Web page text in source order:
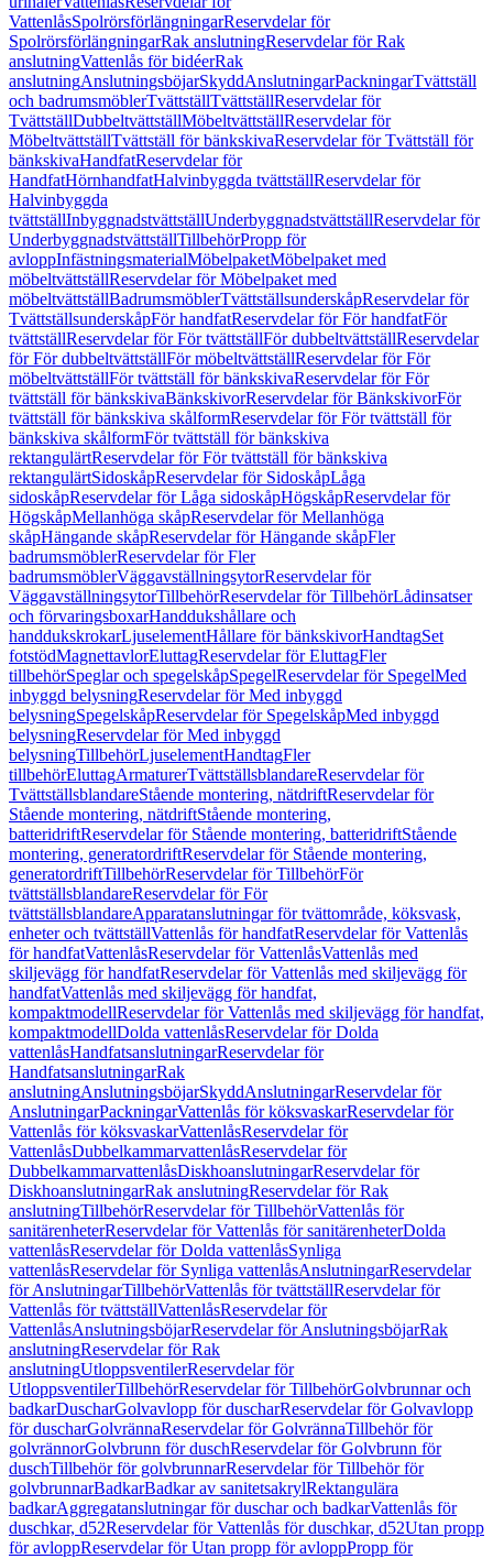
VattenlåsSpolrörsförlängningarReservdelar för
SpolrörsförlängningarRak anslutningReservdelar för Rak
anslutningVattenlås för bidéerRak
anslutningAnslutningsböjarSkyddAnslutningarPackningarTvättställ
och badrumsmöblerTvättställTvättställReservdelar för
TvättställDubbeltvättställMöbeltvättställReservdelar för
MöbeltvättställTvättställ för bänkskivaReservdelar för Tvättställ för
bänkskivaHandfatReservdelar för
HandfatHörnhandfatHalvinbyggda tvättställReservdelar för
Halvinbyggda
tvättställInbyggnadstvättställUnderbyggnadstvättställReservdelar för
UnderbyggnadstvättställTillbehörPropp för
avloppInfästningsmaterialMöbelpaketMöbelpaket med
möbeltvättställReservdelar för Möbelpaket med
möbeltvättställBadrumsmöblerTvättställsunderskåpReservdelar för
TvättställsunderskåpFör handfatReservdelar för För handfatFör
tvättställReservdelar för För tvättställFör dubbeltvättställReservdelar
för För dubbeltvättställFör möbeltvättställReservdelar för För
möbeltvättställFör tvättställ för bänkskivaReservdelar för För
tvättställ för bänkskivaBänkskivorReservdelar för BänkskivorFör
tvättställ för bänkskiva skålformReservdelar för För tvättställ för
bänkskiva skålformFör tvättställ för bänkskiva
rektangulärtReservdelar för För tvättställ för bänkskiva
rektangulärtSidoskåpReservdelar för SidoskåpLåga
sidoskåpReservdelar för Låga sidoskåpHögskåpReservdelar för
HögskåpMellanhöga skåpReservdelar för Mellanhöga
skåpHängande skåpReservdelar för Hängande skåpFler
badrumsmöblerReservdelar för Fler
badrumsmöblerVäggavställningsytorReservdelar för
VäggavställningsytorTillbehörReservdelar för TillbehörLådinsatser
och förvaringsboxarHanddukshållare och
handdukskrokarLjuselementHållare för bänkskivorHandtagSet
fotstödMagnettavlorEluttagReservdelar för EluttagFler
tillbehörSpeglar och spegelskåpSpegelReservdelar för SpegelMed
inbyggd belysningReservdelar för Med inbyggd
belysningSpegelskåpReservdelar för SpegelskåpMed inbyggd
belysningReservdelar för Med inbyggd
belysningTillbehörLjuselementHandtagFler
tillbehörEluttagArmaturerTvättställsblandareReservdelar för
TvättställsblandareStående montering, nätdriftReservdelar för
Stående montering, nätdriftStående montering,
batteridriftReservdelar för Stående montering, batteridriftStående
montering, generatordriftReservdelar för Stående montering,
generatordriftTillbehörReservdelar för TillbehörFör
tvättställsblandareReservdelar för För
tvättställsblandareApparatanslutningar för tvättområde, köksvask,
enheter och tvättställVattenlås för handfatReservdelar för Vattenlås
för handfatVattenlåsReservdelar för VattenlåsVattenlås med
skiljevägg för handfatReservdelar för Vattenlås med skiljevägg för
handfatVattenlås med skiljevägg för handfat,
kompaktmodellReservdelar för Vattenlås med skiljevägg för handfat,
kompaktmodellDolda vattenlåsReservdelar för Dolda
vattenlåsHandfatsanslutningarReservdelar för
HandfatsanslutningarRak
anslutningAnslutningsböjarSkyddAnslutningarReservdelar för
AnslutningarPackningarVattenlås för köksvaskarReservdelar för
Vattenlås för köksvaskarVattenlåsReservdelar för
VattenlåsDubbelkammarvattenlåsReservdelar för
DubbelkammarvattenlåsDiskhoanslutningarReservdelar för
DiskhoanslutningarRak anslutningReservdelar för Rak
anslutningTillbehörReservdelar för TillbehörVattenlås för
sanitärenheterReservdelar för Vattenlås för sanitärenheterDolda
vattenlåsReservdelar för Dolda vattenlåsSynliga
vattenlåsReservdelar för Synliga vattenlåsAnslutningarReservdelar
för AnslutningarTillbehörVattenlås för tvättställReservdelar för
Vattenlås för tvättställVattenlåsReservdelar för
VattenlåsAnslutningsböjarReservdelar för AnslutningsböjarRak
anslutningReservdelar för Rak
anslutningUtloppsventilerReservdelar för
UtloppsventilerTillbehörReservdelar för TillbehörGolvbrunnar och
badkarDuscharGolvavlopp för duscharReservdelar för Golvavlopp
för duscharGolvrännaReservdelar för GolvrännaTillbehör för
golvrännorGolvbrunn för duschReservdelar för Golvbrunn för
duschTillbehör för golvbrunnarReservdelar för Tillbehör för
golvbrunnarBadkarBadkar av sanitetsakrylRektangulära
badkarAggregatanslutningar för duschar och badkarVattenlås för
duschkar, d52Reservdelar för Vattenlås för duschkar, d52Utan propp
för avloppReservdelar för Utan propp för avloppPropp för